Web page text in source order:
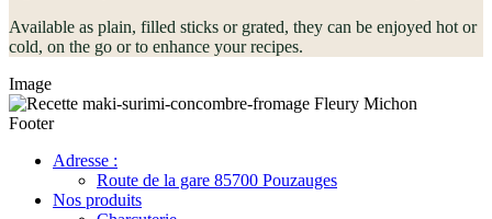
Available as plain, filled sticks or grated, they can be enjoyed hot or
cold, on the go or to enhance your recipes.
Image
Footer
Adresse :
Route de la gare 85700 Pouzauges
Nos produits